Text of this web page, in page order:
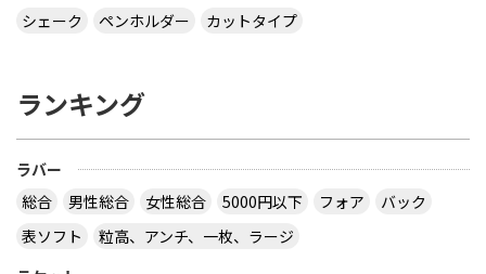
シェーク
ペンホルダー カットタイプ
ランキング
ラバー
総合
男性総合 女性総合 5000円以下 フォア
バック
表ソフト
粒高、アンチ、一枚、ラージ